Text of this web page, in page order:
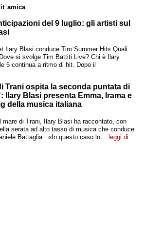
amica
del 9 luglio: gli artisti sul
Ilary Blasi conduce Tim Summer Hits Quali
si svolge Tim Battiti Live? Chi è Ilary
5 continua a ritmo di hit. Dopo il
Trani ospita la seconda puntata di
Ilary Blasi presenta Emma, Irama e
della musica italiana
di Trani, Ilary Blasi ha raccontato, con
serata ad alto tasso di musica che conduce
Battaglia : «In questo caso lo... leggi di